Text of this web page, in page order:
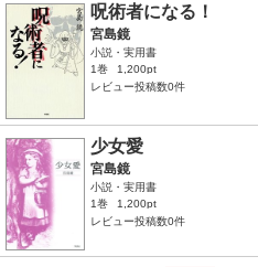
呪術者になる！
宮島鏡
小説・実用書
1巻
1,200pt
レビュー投稿数0件
少女愛
宮島鏡
小説・実用書
1巻
1,200pt
レビュー投稿数0件